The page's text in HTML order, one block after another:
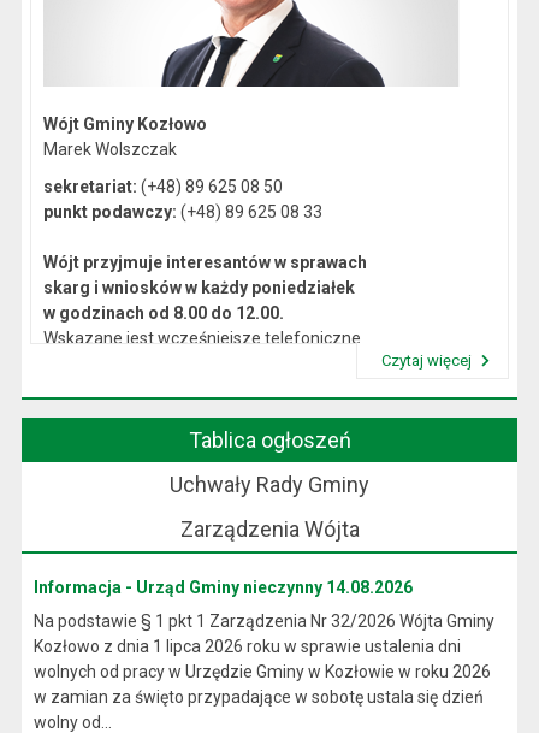
Wójt Gminy Kozłowo
Marek Wolszczak
sekretariat: (+48) 89 625 08 50
punkt podawczy: (+48) 89 625 08 33
Wójt przyjmuje interesantów w sprawach
skarg i wniosków w każdy poniedziałek
w godzinach od 8.00 do 12.00.
Wskazane jest wcześniejsze telefoniczne
Czytaj więcej
Tablica ogłoszeń
Uchwały Rady Gminy
Zarządzenia Wójta
Informacja - Urząd Gminy nieczynny 14.08.2026
Na podstawie § 1 pkt 1 Zarządzenia Nr 32/2026 Wójta Gminy
Kozłowo z dnia 1 lipca 2026 roku w sprawie ustalenia dni
wolnych od pracy w Urzędzie Gminy w Kozłowie w roku 2026
w zamian za święto przypadające w sobotę ustala się dzień
wolny od...